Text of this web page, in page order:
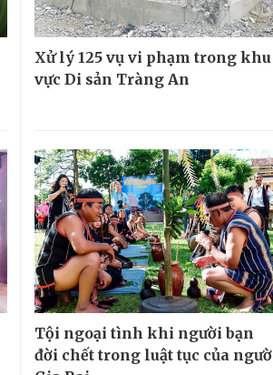
Xử lý 125 vụ vi phạm trong khu
vực Di sản Tràng An
Tội ngoại tình khi người bạn
đời chết trong luật tục của